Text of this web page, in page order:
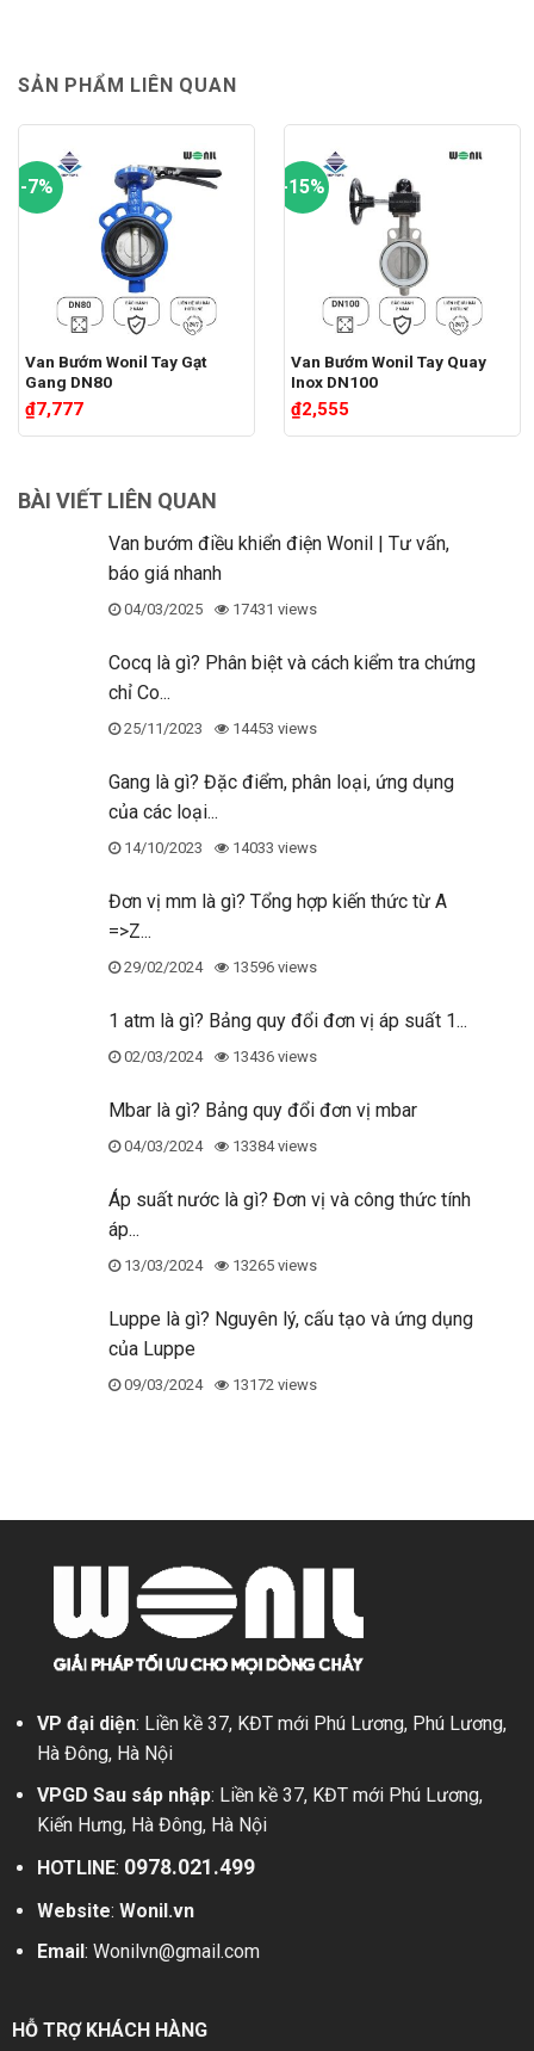
SẢN PHẨM LIÊN QUAN
-7%
Van Bướm Wonil Tay Gạt
Gang DN80
₫7,777
dựa trên
-15%
Van Bướm Wonil Tay Quay
Inox DN100
₫2,555
BÀI VIẾT LIÊN QUAN
Van bướm điều khiển điện Wonil | Tư vấn,
báo giá nhanh
04/03/2025 17431 views
Cocq là gì? Phân biệt và cách kiểm tra chứng
chỉ Co...
25/11/2023 14453 views
Gang là gì? Đặc điểm, phân loại, ứng dụng
của các loại...
14/10/2023 14033 views
Đơn vị mm là gì? Tổng hợp kiến thức từ A
=>Z...
29/02/2024 13596 views
1 atm là gì? Bảng quy đổi đơn vị áp suất 1...
02/03/2024 13436 views
Mbar là gì? Bảng quy đổi đơn vị mbar
04/03/2024 13384 views
Áp suất nước là gì? Đơn vị và công thức tính
áp...
13/03/2024 13265 views
Luppe là gì? Nguyên lý, cấu tạo và ứng dụng
của Luppe
09/03/2024 13172 views
VP đại diện: Liền kề 37, KĐT mới Phú Lương, Phú Lương,
Hà Đông, Hà Nội
VPGD Sau sáp nhập: Liền kề 37, KĐT mới Phú Lương,
Kiến Hưng, Hà Đông, Hà Nội
HOTLINE: 0978.021.499
Website: Wonil.vn
Email : Wonilvn@gmail.com
HỖ TRỢ KHÁCH HÀNG